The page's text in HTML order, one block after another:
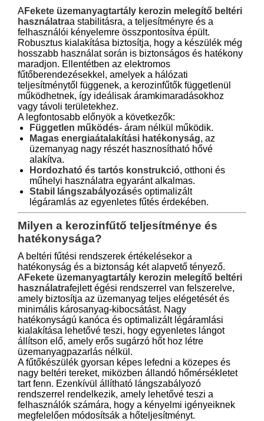
AFekete üzemanyagtartály kerozin melegítő beltéri
használatraa stabilitásra, a teljesítményre és a
felhasználói kényelemre összpontosítva épült.
Robusztus kialakítása biztosítja, hogy a készülék még
hosszabb használat során is biztonságos és hatékony
maradjon. Ellentétben az elektromos
fűtőberendezésekkel, amelyek a hálózati
teljesítménytől függenek, a kerozinfűtők függetlenül
működhetnek, így ideálisak áramkimaradásokhoz
vagy távoli területekhez.
A legfontosabb előnyök a következők:
Független működés- áram nélkül működik.
Magas energiaátalakítási hatékonyság, az
üzemanyag nagy részét hasznosítható hővé
alakítva.
Hordozható és tartós konstrukció, otthoni és
műhelyi használatra egyaránt alkalmas.
Stabil lángszabályozásés optimalizált
légáramlás az egyenletes fűtés érdekében.
Milyen a kerozinfűtő teljesítménye és
hatékonysága?
A beltéri fűtési rendszerek értékelésekor a
hatékonyság és a biztonság két alapvető tényező.
AFekete üzemanyagtartály kerozin melegítő beltéri
használatrafejlett égési rendszerrel van felszerelve,
amely biztosítja az üzemanyag teljes elégetését és
minimális károsanyag-kibocsátást. Nagy
hatékonyságú kanóca és optimalizált légáramlási
kialakítása lehetővé teszi, hogy egyenletes lángot
állítson elő, amely erős sugárzó hőt hoz létre
üzemanyagpazarlás nélkül.
A fűtőkészülék gyorsan képes lefedni a közepes és
nagy beltéri tereket, miközben állandó hőmérsékletet
tart fenn. Ezenkívül állítható lángszabályozó
rendszerrel rendelkezik, amely lehetővé teszi a
felhasználók számára, hogy a kényelmi igényeiknek
megfelelően módosítsák a hőteljesítményt.